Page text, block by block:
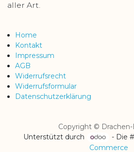
aller Art.
Home
Kontakt
Impressum
AGB
Widerrufsrecht
Widerrufsformular
Datenschutzerklärung
Copyright © Drachen-
Unterstützt durch
- Die
Commerce